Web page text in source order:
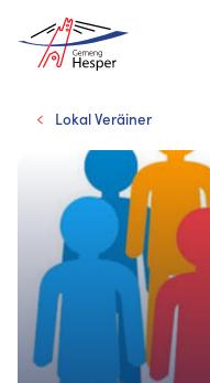
Lokal Veräiner